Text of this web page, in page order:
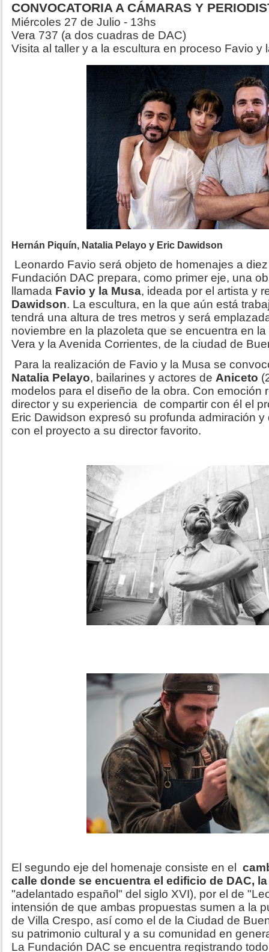
CONVOCATORIA A CÁMARAS Y
Miércoles 27 de Julio - 13hs
Vera 737 (a dos cuadras de DAC)
Visita al taller y a la escultura en proceso Favio y
Hernán Piquín, Natalia Pelayo y Eric Dawidson
Leonardo Favio será objeto de homenajes a
Fundación DAC prepara, como primer eje, una
llamada Favio y la Musa, ideada por el artista y
Dawidson. La escultura, en la que aún está
tendrá una altura de tres metros y será
noviembre en la plazoleta que se encuentra en
Vera y la Avenida Corrientes, de la ciudad de
Para la realización de Favio y la Musa se
Natalia Pelayo, bailarines y actores de Aniceto
modelos para el diseño de la obra. Con emoción
director y su experiencia de compartir con él el
Eric Dawidson expresó su profunda admiración
con el proyecto a su director favorito.
El segundo eje del homenaje consiste en el
calle donde se encuentra el edificio de DAC,
"adelantado español" del siglo XVI), por el de
intensión de que ambas propuestas sumen a la
de Villa Crespo, así como el de la Ciudad de
su patrimonio cultural y a su comunidad en
La Fundación DAC se encuentra registrando